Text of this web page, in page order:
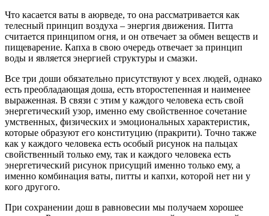
Что касается ваты в аюрведе, то она рассматривается как
телесный принцип воздуха – энергия движения. Питта
считается принципом огня, и он отвечает за обмен веществ и
пищеварение. Капха в свою очередь отвечает за принцип
воды и является энергией структуры и смазки.
Все три доши обязательно присутствуют у всех людей, однако
есть преобладающая доша, есть второстепенная и наименее
выраженная. В связи с этим у каждого человека есть свой
энергетический узор, именно ему свойственное сочетание
умственных, физических и эмоциональных характеристик,
которые образуют его конституцию (пракрити). Точно также
как у каждого человека есть особый рисунок на пальцах
свойственный только ему, так и каждого человека есть
энергетический рисунок присущий именно только ему, а
именно комбинация ваты, питты и капхи, которой нет ни у
кого другого.
При сохранении дош в равновесии мы получаем хорошее